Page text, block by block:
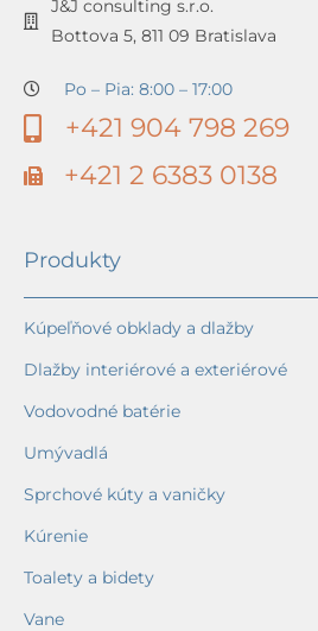
J&J consulting s.r.o.
Bottova 5, 811 09 Bratislava
Po – Pia: 8:00 – 17:00
+421 904 798 269
+421 2 6383 0138
Produkty
Kúpeľňové obklady a dlažby
Dlažby interiérové a exteriérové
Vodovodné batérie
Umývadlá
Sprchové kúty a vaničky
Kúrenie
Toalety a bidety
Vane